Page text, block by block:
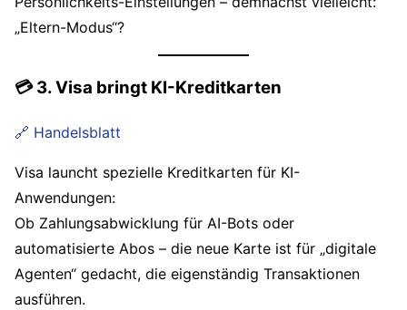
„Eltern-Modus“?
💳 3. Visa bringt KI-Kreditkarten
🔗 Handelsblatt
Visa launcht spezielle Kreditkarten für KI-
Anwendungen:
Ob Zahlungsabwicklung für AI-Bots oder
automatisierte Abos – die neue Karte ist für „digitale
Agenten“ gedacht, die eigenständig Transaktionen
ausführen.